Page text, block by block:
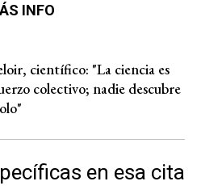
INFO
científico: "La ciencia es
colectivo; nadie descubre
en esa cita